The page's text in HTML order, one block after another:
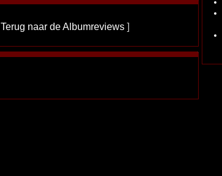
Terug naar de Albumreviews ]